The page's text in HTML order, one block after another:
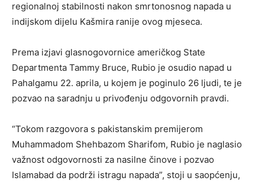
regionalnoj stabilnosti nakon smrtonosnog napada u
indijskom dijelu Kašmira ranije ovog mjeseca.
Prema izjavi glasnogovornice američkog State
Departmenta Tammy Bruce, Rubio je osudio napad u
Pahalgamu 22. aprila, u kojem je poginulo 26 ljudi, te je
pozvao na saradnju u privođenju odgovornih pravdi.
“Tokom razgovora s pakistanskim premijerom
Muhammadom Shehbazom Sharifom, Rubio je naglasio
važnost odgovornosti za nasilne činove i pozvao
Islamabad da podrži istragu napada”, stoji u saopćenju,